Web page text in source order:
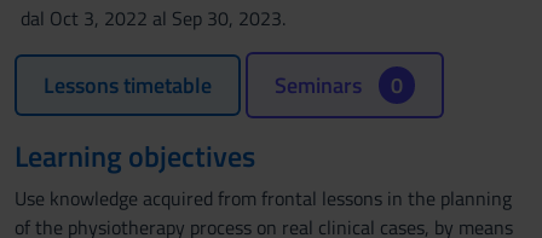
dal Oct 3, 2022 al Sep 30, 2023.
Lessons timetable Seminars 0
Learning objectives
Use knowledge acquired from frontal lessons in the planning
of the physiotherapy process on real clinical cases, by means